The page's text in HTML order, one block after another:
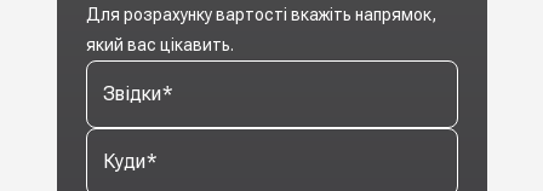
Для розрахунку вартості вкажіть напрямок,
який вас цікавить.
Звідки*
Куди*